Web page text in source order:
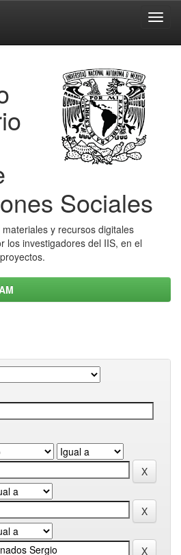
Sociales
y recursos digitales
los investigadores del IIS, en el